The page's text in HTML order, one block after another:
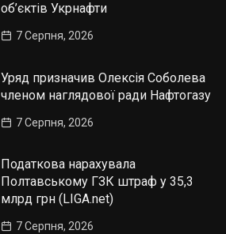
об’єктів Укрнафти
7 Серпня, 2026
Уряд призначив Олексія Соболева
членом наглядової ради Нафтогазу
7 Серпня, 2026
Податкова нарахувала
Полтавському ГЗК штраф у 35,3
млрд грн (LIGA.net)
7 Серпня, 2026